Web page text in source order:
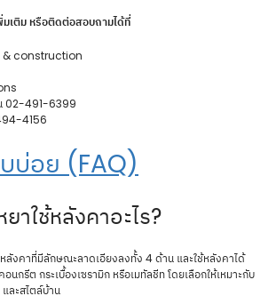
มเติม หรือติดต่อสอบถามได้ที่
& construction
02-491-6399
4156
บ่อย (FAQ)
าใช้หลังคาอะไร?
ลังคาที่มีลักษณะลาดเอียงลงทั้ง 4 ด้าน และใช้หลังคาได้
นกรีต กระเบื้องเซรามิก หรือเมทัลชีท โดยเลือกให้เหมาะกับ
ละสไตล์บ้าน